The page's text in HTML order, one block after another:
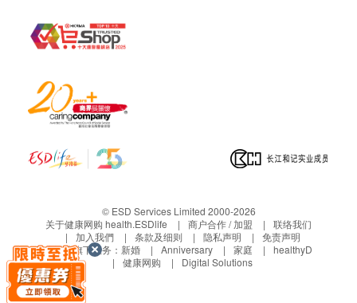
© ESD Services Limited 2000-2026
关于健康网购 health.ESDlife
商户合作 / 加盟
联络我们
加入我們
条款及细则 隐私声明
免责声明
生活易旗下业务： 新婚 Anniversary 家庭
healthyD
健康网购
Digital Solutions